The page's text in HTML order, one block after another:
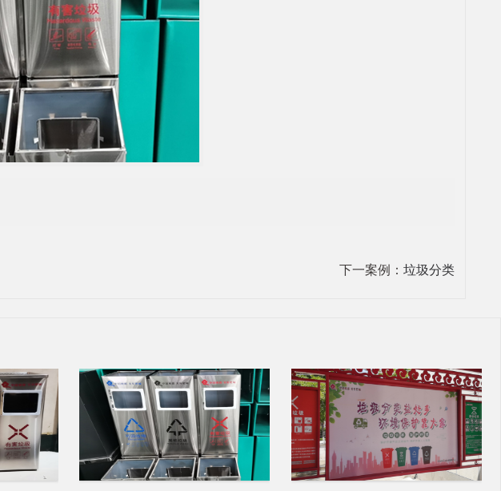
下一案例： 垃圾分类